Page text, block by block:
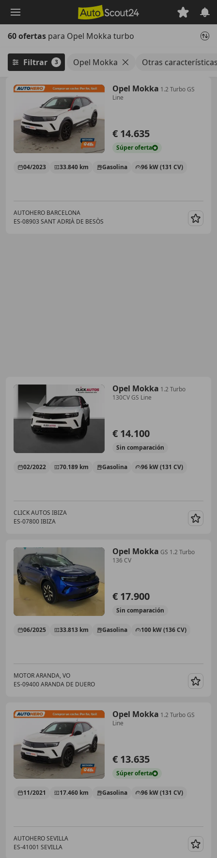
principal
60 ofertas para Opel Mokka turbo
Filtrar 3 Opel Mokka Otras
Opel Mokka 1.2 Turbo GS
Line
€ 14.635
Súperoferta
04/2023 33.840 km Gasolina 96 kW (131 CV)
AUTOHERO BARCELONA
ES-08903 SANT ADRIÀ DE BESÒS
Opel Mokka 1.2 Turbo
130CV GS Line
€ 14.100
Sin comparación
02/2022 70.189 km Gasolina 96 kW (131 CV)
CLICK AUTOS IBIZA
ES-07800 IBIZA
Opel Mokka GS 1.2 Turbo
136 CV
€ 17.900
Sin comparación
06/2025 33.813 km Gasolina 100 kW (136 CV)
MOTOR ARANDA, VO
ES-09400 ARANDA DE DUERO
Opel Mokka 1.2 Turbo GS
Line
€ 13.635
Súperoferta
11/2021 17.460 km Gasolina 96 kW (131 CV)
AUTOHERO SEVILLA
ES-41001 SEVILLA